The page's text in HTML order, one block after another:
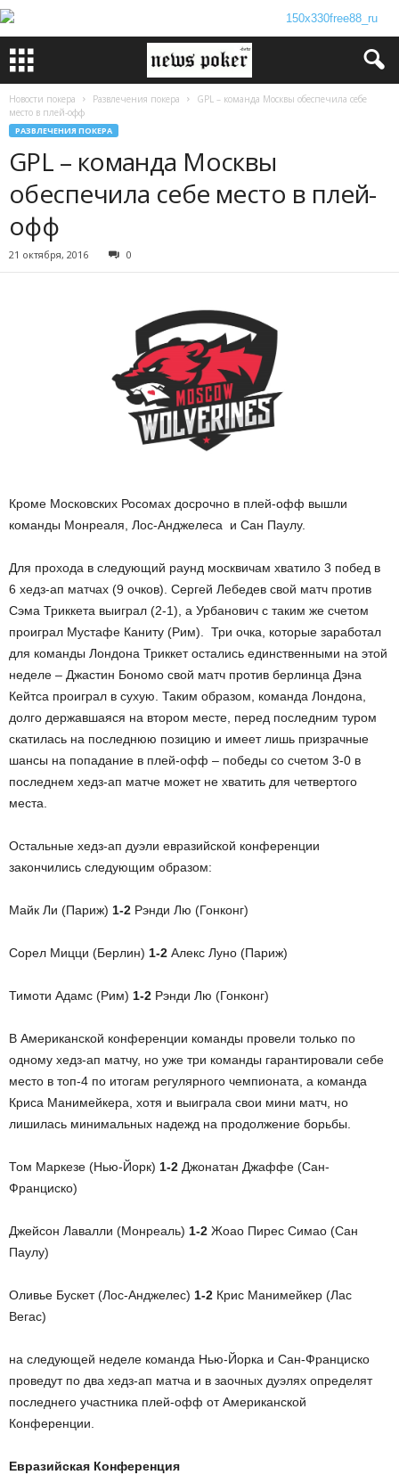
Новости покера Развлечения покера
GPL – команда Москвы обеспечила себе
место в плей-офф
РАЗВЛЕЧЕНИЯ ПОКЕРА
GPL – команда Москвы
обеспечила себе место в плей-
офф
21 октября, 2016 0
Кроме Московских Росомах досрочно в плей-офф вышли
команды Монреаля, Лос-Анджелеса и Сан Паулу.
Для прохода в следующий раунд москвичам хватило 3 побед в
6 хедз-ап матчах (9 очков). Сергей Лебедев свой матч против
Сэма Триккета выиграл (2-1), а Урбанович с таким же счетом
проиграл Мустафе Каниту (Рим). Три очка, которые заработал
для команды Лондона Триккет остались единственными на этой
неделе – Джастин Бономо свой матч против берлинца Дэна
Кейтса проиграл в сухую. Таким образом, команда Лондона,
долго державшаяся на втором месте, перед последним туром
скатилась на последнюю позицию и имеет лишь призрачные
шансы на попадание в плей-офф – победы со счетом 3-0 в
последнем хедз-ап матче может не хватить для четвертого
места.
Остальные хедз-ап дуэли евразийской конференции
закончились следующим образом:
Майк Ли (Париж) 1-2 Рэнди Лю (Гонконг)
Сорел Мицци (Берлин) 1-2 Алекс Луно (Париж)
Тимоти Адамс (Рим) 1-2 Рэнди Лю (Гонконг)
В Американской конференции команды провели только по
одному хедз-ап матчу, но уже три команды гарантировали себе
место в топ-4 по итогам регулярного чемпионата, а команда
Криса Манимейкера, хотя и выиграла свои мини матч, но
лишилась минимальных надежд на продолжение борьбы.
Том Маркезе (Нью-Йорк) 1-2 Джонатан Джаффе (Сан-
Франциско)
Джейсон Лавалли (Монреаль) 1-2 Жоао Пирес Симао (Сан
Паулу)
Оливье Бускет (Лос-Анджелес) 1-2 Крис Манимейкер (Лас
Вегас)
на следующей неделе команда Нью-Йорка и Сан-Франциско
проведут по два хедз-ап матча и в заочных дуэлях определят
последнего участника плей-офф от Американской
Конференции.
Евразийская Конференция